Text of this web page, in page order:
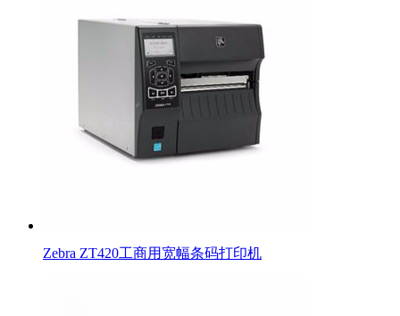
Zebra ZT420工商用宽幅条码打印机